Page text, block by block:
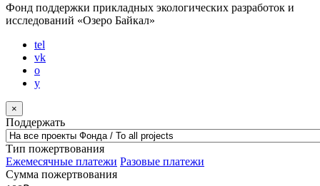
Фонд поддержки прикладных экологических разработок и
исследований «Озеро Байкал»
tel
vk
o
y
×
Поддержать
Тип пожертвования
Ежемесячные платежи Разовые платежи
Сумма пожертвования